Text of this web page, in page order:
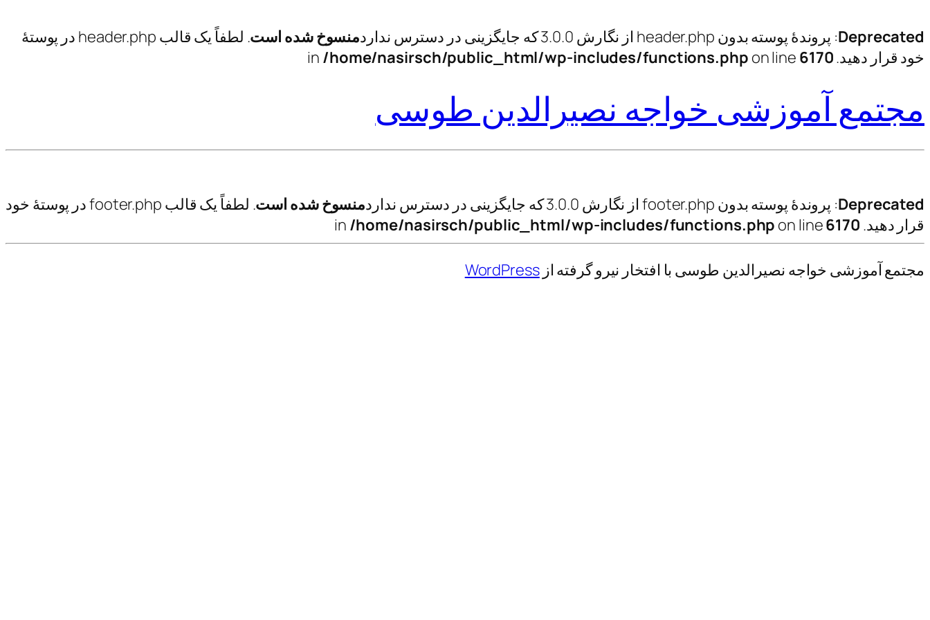
Deprecated: پروندهٔ پوسته بدون header.php از نگارش 3.0.0 که جایگزینی در دسترس ندارد منسوخ شده است
. لطفاً یک قالب header.php در پوستهٔ
خود قرار دهید. in
/home/nasirsch/public_html/wp-includes/functions.php on line 6170
مجتمع آموزشی خواجه نصیرالدین طوسی
Deprecated: پروندهٔ پوسته بدون footer.php از نگارش 3.0.0 که جایگزینی در دسترس ندارد منسوخ شده است
. لطفاً یک قالب footer.php در پوستهٔ خود
قرار دهید. in
/home/nasirsch/public_html/wp-includes/functions.php on line6170
مجتمع آموزشی خواجه نصیرالدین طوسی با افتخار نیرو گرفته ازWordPress